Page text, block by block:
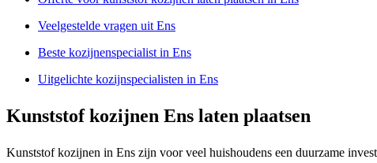
Veelgestelde vragen uit Ens
Beste kozijnenspecialist in Ens
Uitgelichte kozijnspecialisten in Ens
Kunststof kozijnen Ens laten plaatsen
Kunststof kozijnen in Ens zijn voor veel huishoudens een duurzame